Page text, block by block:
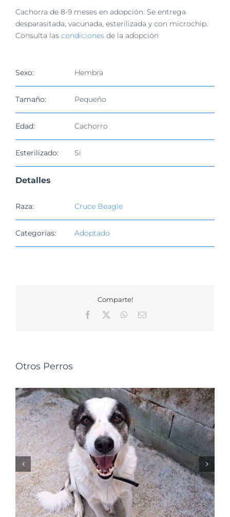
Cachorra de 8-9 meses en adopción. Se entrega
desparasitada, vacunada, esterilizada y con microchip.
Consulta las condiciones de la adopción
Sexo: Hembra
Tamaño: Pequeño
Edad: Cachorro
Esterilizado: Si
Detalles
Raza: Cruce Beagle
Categorías: Adoptado
Comparte!
Facebook
WhatsApp
Correo
Otros Perros
NALA